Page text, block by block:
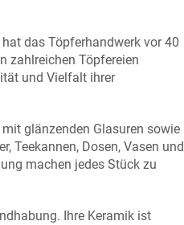
das Töpferhandwerk vor 40
zahlreichen Töpfereien
und Vielfalt ihrer
glänzenden Glasuren sowie
Teekannen, Dosen, Vasen und
machen jedes Stück zu
Ihre Keramik ist